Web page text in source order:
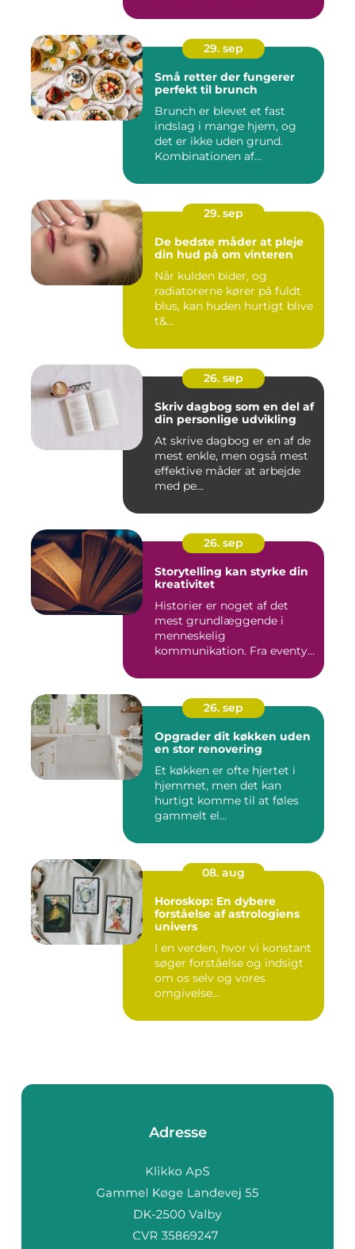
29. sep
Små retter der fungerer
perfekt til brunch
Brunch er blevet et fast
indslag i mange hjem, og
det er ikke uden grund.
Kombinationen af
29. sep
De bedste måder at pleje
din hud på om vinteren
Når kulden bider, og
radiatorerne kører på fuldt
blus, kan huden hurtigt blive
t&...
26. sep
Skriv dagbog som en del af
din personlige udvikling
At skrive dagbog er en af de
mest enkle, men også mest
effektive måder at arbejde
med pe...
26. sep
Storytelling kan styrke din
kreativitet
Historier er noget af det
mest grundlæggende i
menneskelig
kommunikation. Fra eventyr
26. sep
Opgrader dit køkken uden
en stor renovering
Et køkken er ofte hjertet i
hjemmet, men det kan
hurtigt komme til at føles
gammelt el...
08. aug
Horoskop: En dybere
forståelse af astrologiens
univers
I en verden, hvor vi konstant
søger forståelse og indsigt
om os selv og vores
omgivelse...
Adresse